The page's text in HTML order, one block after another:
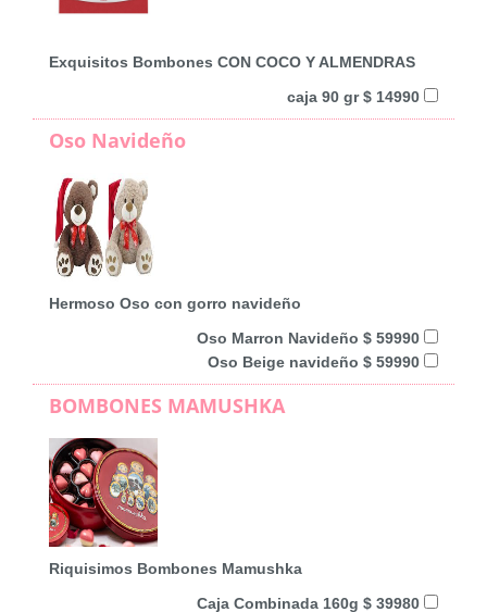
Exquisitos Bombones CON COCO Y ALMENDRAS
caja 90 gr $ 14990
Oso Navideño
Hermoso Oso con gorro navideño
Oso Marron Navideño $ 59990
Oso Beige navideño $ 59990
BOMBONES MAMUSHKA
Riquisimos Bombones Mamushka
Caja Combinada 160g $ 39980